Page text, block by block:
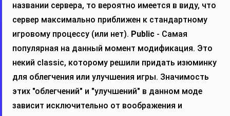
названии сервера, то вероятно имеется в виду, что
сервер максимально приближен к стандартному
игровому процессу (или нет). Public - Самая
популярная на данный момент модификация. Это
некий classic, которому решили придать изюминку
для облегчения или улучшения игры. Значимость
этих "облегчений" и "улучшений" в данном моде
зависит исключительно от воображения и